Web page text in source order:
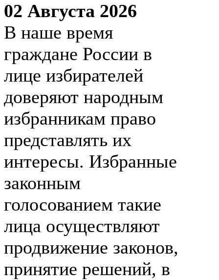
02 Августа 2026
В наше время
граждане России в
лице избирателей
доверяют народным
избранникам право
представлять их
интересы. Избранные
законным
голосованием такие
лица осуществляют
продвижение законов,
принятие решений, в